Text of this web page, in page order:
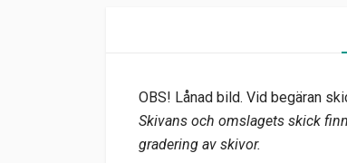
OBS! Lånad bild. Vid begäran
Skivans och omslagets skick
gradering av skivor.